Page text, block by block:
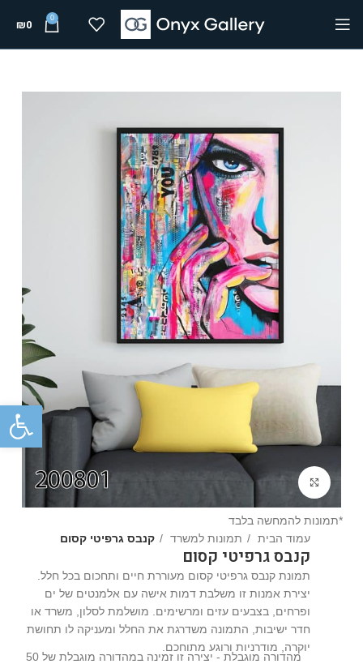
0
₪0
Click to enlarge
*תמונות להמחשה בלבד
עמוד הבית
תמונות למשרד קנבס גרפיטי קסום
קנבס גרפיטי קסום
תמונת קנבס גרפיטי קסום מעוררת חיים ותחכום בכל חלל.
יצירת אמנות זו משלבת דמות אישה עם אלמנטים של ים
ופרחים, בצבעים עזים ומרשימים. מושלמת לסלון, משרד או
חדר ישיבות, התמונה משדרגת את החלל ומעניקה לו תחושת
יוקרה, מודרניות ורוגע מתוחכם.
מהדורה מוגבלת - יצירה זו זמינה במהדורה מוגבלת של 50